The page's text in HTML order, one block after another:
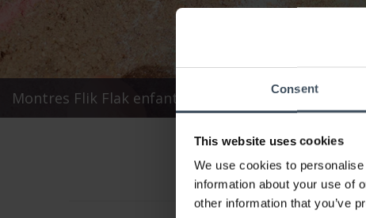
Consent
This website uses cookies
We use cookies to
information about your use of
other information that you’ve
Montres Flik Flak enfants